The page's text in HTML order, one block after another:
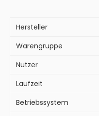
Hersteller
Warengruppe
Nutzer
Laufzeit
Betriebssystem